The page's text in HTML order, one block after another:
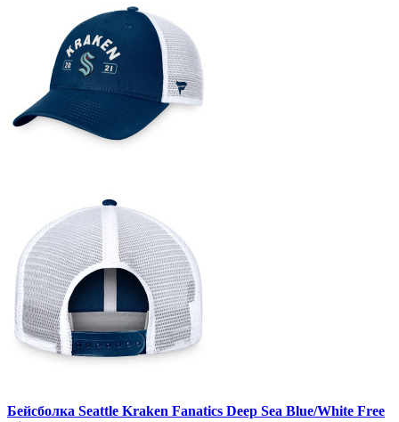
Бейсболка Seattle Kraken Fanatics Deep Sea Blue/White Free